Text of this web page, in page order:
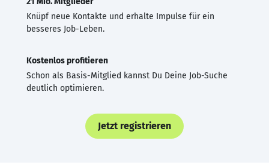
Knüpf neue Kontakte und erhalte Impulse für ein
besseres Job-Leben.
Kostenlos profitieren
Schon als Basis-Mitglied kannst Du Deine Job-Suche
deutlich optimieren.
Jetzt registrieren